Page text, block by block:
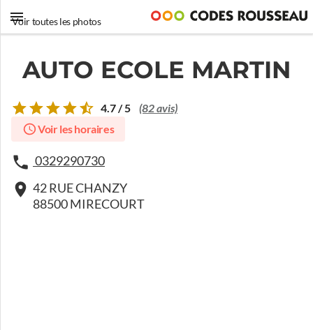
Voir toutes les photos
AUTO ECOLE MARTIN
4.7 / 5 (82 avis)
Voir les horaires
0329290730
42 RUE CHANZY
88500 MIRECOURT